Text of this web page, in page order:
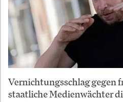
Vernichtungsschlag gegen
staatliche Medienwächter